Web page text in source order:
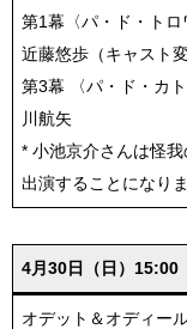
第1幕⁡〈パ・ド・ト
近藤悠歩（キャスト
第3幕 〈パ・ド・カ
川航矢⁡
* 小池京介さんは怪
出演することになりま
4月30日（日）15:00
オデット＆オディー